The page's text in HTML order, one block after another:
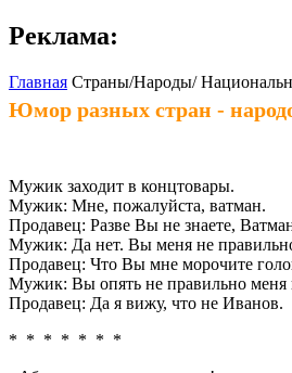
Реклама:
Главная Страны/Народы/
Юмор разных стран -
Мужик заходит в концтовары.
Мужик: Мне, пожалуйста, ватман.
Продавец: Разве Вы не знаете,
Мужик: Да нет. Вы меня не
Продавец: Что Вы мне морочите
Мужик: Вы опять не правильно меня
Продавец: Да я вижу, что не Иванов.
* * * * * * *